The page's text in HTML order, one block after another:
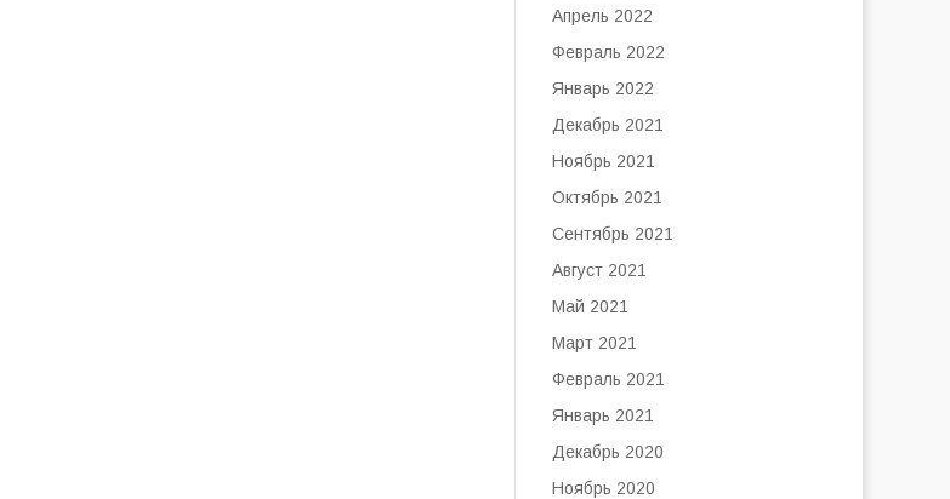
Апрель 2022
Февраль 2022
Январь 2022
Декабрь 2021
Ноябрь 2021
Октябрь 2021
Сентябрь 2021
Август 2021
Май 2021
Март 2021
Февраль 2021
Январь 2021
Декабрь 2020
Ноябрь 2020